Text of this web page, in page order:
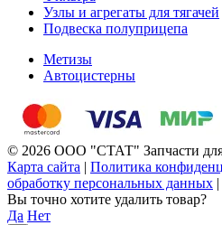
Узлы и агрегаты для тягачей
Подвеска полуприцепа
Метизы
Автоцистерны
© 2026 ООО "СТАТ" Запчасти
Карта сайта | Политика
обработку персональных данных |
Вы точно хотите удалить товар?
Да Нет